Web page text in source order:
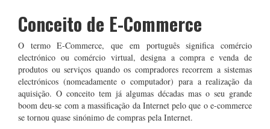
Conceito de E-Commerce
O termo E-Commerce, que em português significa comércio
electrónico ou comércio virtual, designa a compra e venda de
produtos ou serviços quando os compradores recorrem a sistemas
electrónicos (nomeadamente o computador) para a realização da
aquisição. O conceito tem já algumas décadas mas o seu grande
boom deu-se com a massificação da Internet pelo que o e-commerce
se tornou quase sinónimo de compras pela Internet.